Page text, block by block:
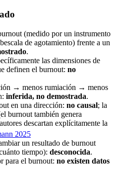
(medido por un instrumento
de agotamiento) frente a un
.
las dimensiones de
definen el burnout: no
→ menos rumiación → menos
inferida, no demostrada.
en una dirección: no causal; la
burnout también genera
descartan explícitamente la
2025
un resultado de burnout
tiempo): desconocida.
para el burnout: no existen datos